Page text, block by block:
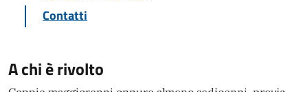
Contatti
A chi è rivolto